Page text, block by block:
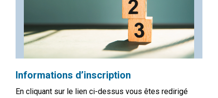
Informations d’inscription
En cliquant sur le lien ci-dessus vous êtes redirigé